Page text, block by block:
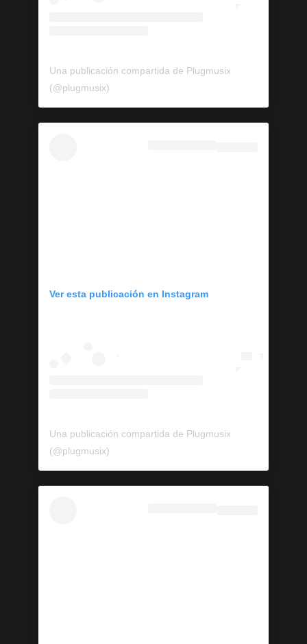
Una publicación compartida de Plugmusix
(@plugmusix)
Ver esta publicación en Instagram
Una publicación compartida de Plugmusix
(@plugmusix)